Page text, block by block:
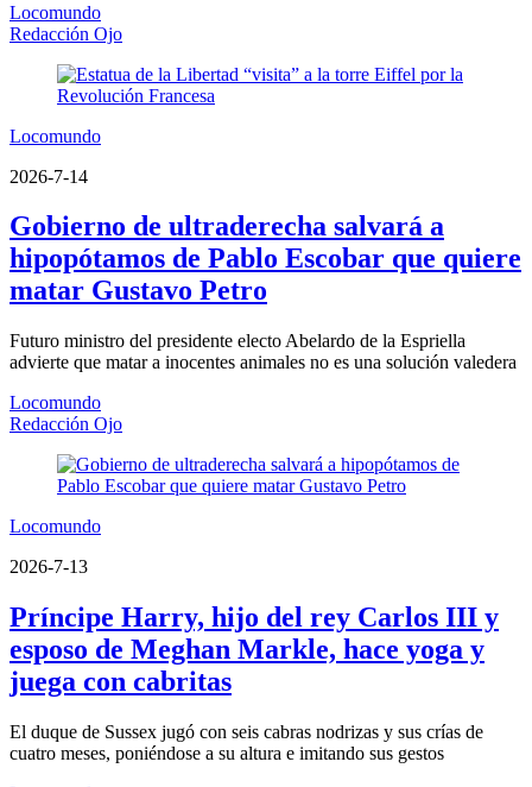
Locomundo
Redacción Ojo
Locomundo
2026-7-14
Gobierno de ultraderecha salvará a
hipopótamos de Pablo Escobar que quiere
matar Gustavo Petro
Futuro ministro del presidente electo Abelardo de la Espriella
advierte que matar a inocentes animales no es una solución valedera
Locomundo
Redacción Ojo
Locomundo
2026-7-13
Príncipe Harry, hijo del rey Carlos III y
esposo de Meghan Markle, hace yoga y
juega con cabritas
El duque de Sussex jugó con seis cabras nodrizas y sus crías de
cuatro meses, poniéndose a su altura e imitando sus gestos